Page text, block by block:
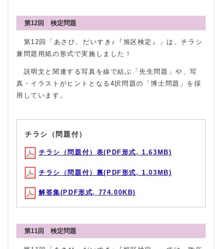
第12回 検定問題
第12回「あさひ、だいすき♪『旭区検定』」は、チラシ
兼問題用紙の形式で実施しました！
説明文と関連する写真を線で結ぶ「先生問題」や、写
真・イラストがヒントとなる4択問題の「博士問題」を採
用しています。
チラシ（問題付）
チラシ（問題付）表(PDF形式, 1.63MB)
チラシ（問題付）裏(PDF形式, 1.03MB)
解答集(PDF形式, 774.00KB)
第11回 検定問題